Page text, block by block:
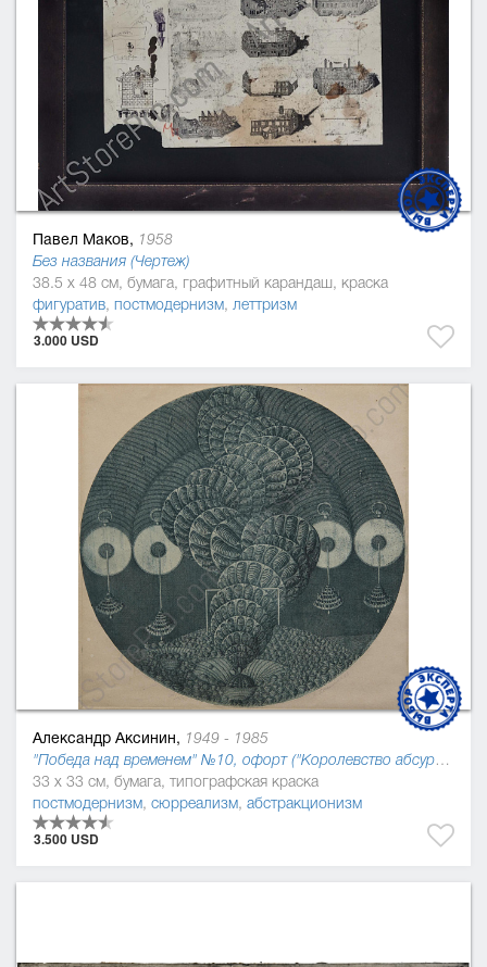
Павел Маков, 1958
Без названия (Чертеж)
38.5 x 48 см, бумага, графитный карандаш, краска
фигуратив, постмодернизм, леттризм
3.000 USD
Александр Аксинин, 1949 - 1985
"Победа над временем" №10, офорт ("Королевство абсурдов Джонатана Свифта"), 1978
33 x 33 см, бумага, типографская краска
постмодернизм, сюрреализм, абстракционизм
3.500 USD